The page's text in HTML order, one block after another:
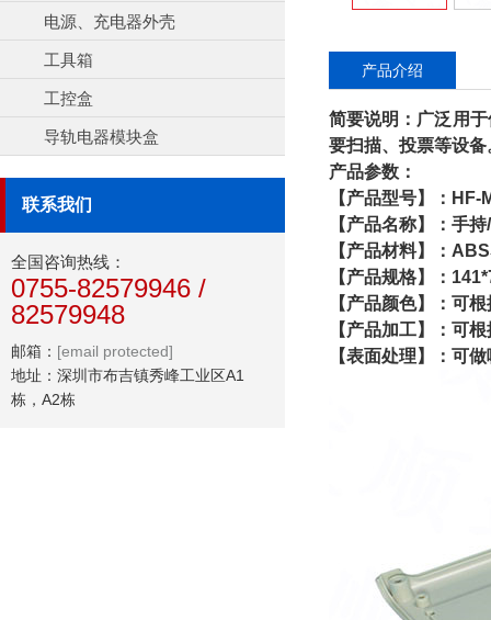
电源、充电器外壳
工具箱
工控盒
导轨电器模块盒
联系我们
全国咨询热线：
0755-82579946 /
82579948
邮箱： [email protected]
地址：深圳市布吉镇秀峰工业区A1
栋，A2栋
产品介绍
简要说明： 广泛用
要扫描、投票等设
产品参数：
【产品型号】：HF-
【产品名称】：手
【产品材料】：
【产品规格】：
【产品颜色】：可
【产品加工】：可
【表面处理】：可